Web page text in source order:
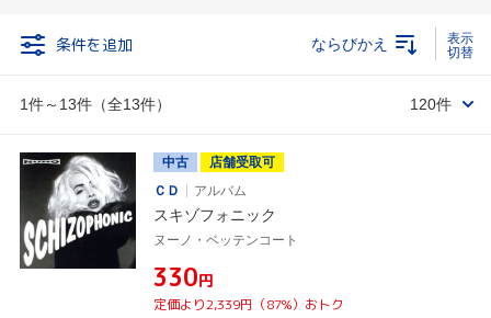
条件を追加
1件～13件（全13件）
ならびかえ
120件
中古
店舗受取可
ＣＤ
アルバム
スキゾフォニック
ヌーノ・ベッテンコート
¥330円
定価より2,339円（87%）おトク